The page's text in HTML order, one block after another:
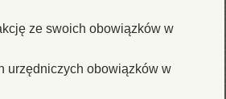
ze swoich obowiązków w
urzędniczych obowiązków w